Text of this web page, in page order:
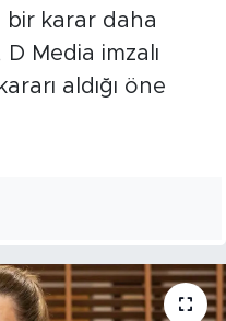
bir karar daha
Media imzalı
aldığı öne